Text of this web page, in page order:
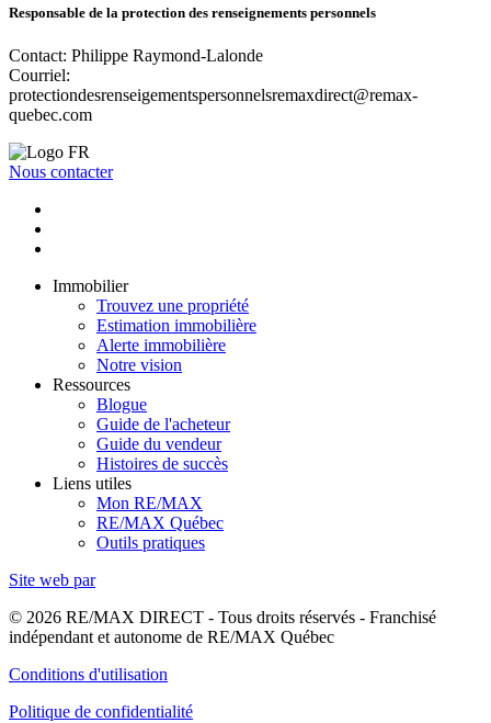
Responsable de la protection des renseignements personnels
Contact: Philippe Raymond-Lalonde
Courriel:
protectiondesrenseigementspersonnelsremaxdirect@remax-
quebec.com
Nous contacter
Immobilier
Trouvez une propriété
Estimation immobilière
Alerte immobilière
Notre vision
Ressources
Blogue
Guide de l'acheteur
Guide du vendeur
Histoires de succès
Liens utiles
Mon RE/MAX
RE/MAX Québec
Outils pratiques
Site web par
© 2026 RE/MAX DIRECT - Tous droits réservés - Franchisé
indépendant et autonome de RE/MAX Québec
Conditions d'utilisation
Politique de confidentialité